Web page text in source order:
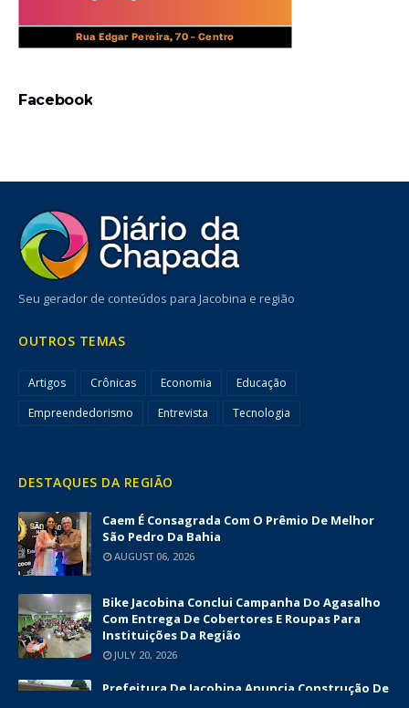
Facebook
Seu gerador de conteúdos para Jacobina e região
OUTROS TEMAS
Artigos Crônicas Economia
Educação
Empreendedorismo
Entrevista Tecnologia
DESTAQUES DA REGIÃO
Caem É Consagrada Com O Prêmio De Melhor
São Pedro Da Bahia
AUGUST 06, 2026
Bike Jacobina Conclui Campanha Do Agasalho
Com Entrega De Cobertores E Roupas Para
Instituições Da Região
JULY 20, 2026
Prefeitura De Jacobina Anuncia Construção De